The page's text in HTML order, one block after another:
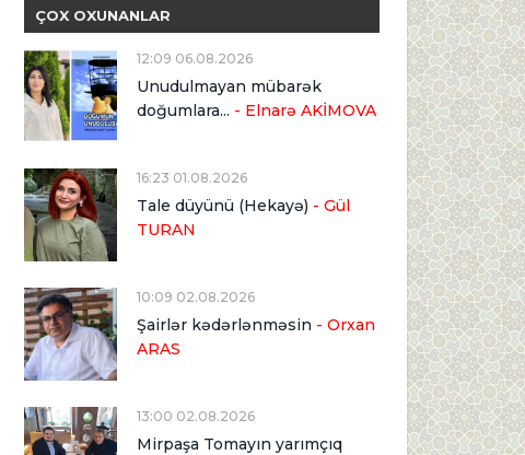
ÇOX OXUNANLAR
12:09 06.08.2026
Unudulmayan mübarək
doğumlara... - Elnarə AKİMOVA
16:23 01.08.2026
Tale düyünü (Hekayə) - Gül
TURAN
10:09 02.08.2026
Şairlər kədərlənməsin - Orxan
ARAS
13:00 02.08.2026
Mirpaşa Tomayın yarımçıq